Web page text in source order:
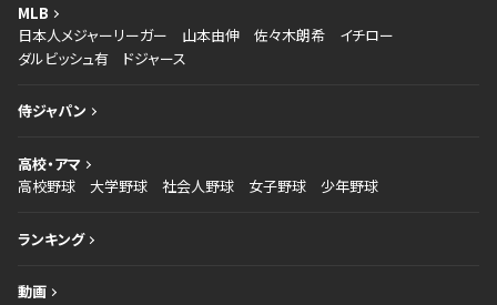
MLB
日本人メジャーリーガー
山本由伸 佐々木朗希
イチロー
ダルビッシュ有
ドジャース
侍ジャパン
高校・アマ
高校野球
大学野球 社会人野球 女子野球 少年野球
ランキング
動画